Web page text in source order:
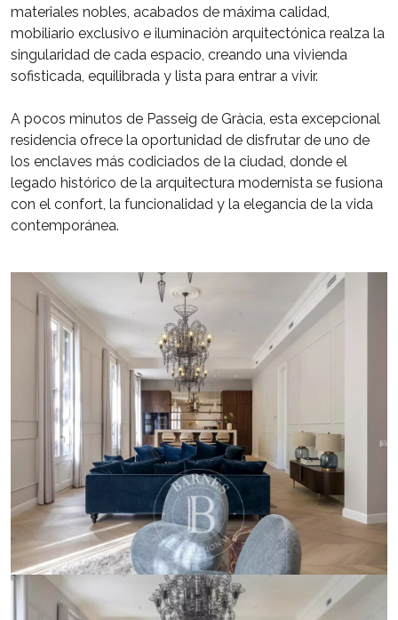
materiales nobles, acabados de máxima calidad,
mobiliario exclusivo e iluminación arquitectónica realza la
singularidad de cada espacio, creando una vivienda
sofisticada, equilibrada y lista para entrar a vivir.
A pocos minutos de Passeig de Gràcia, esta excepcional
residencia ofrece la oportunidad de disfrutar de uno de
los enclaves más codiciados de la ciudad, donde el
legado histórico de la arquitectura modernista se fusiona
con el confort, la funcionalidad y la elegancia de la vida
contemporánea.